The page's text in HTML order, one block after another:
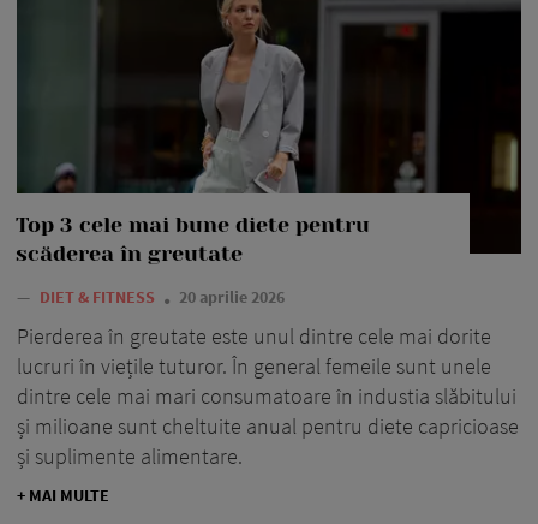
Top 3 cele mai bune diete pentru
scăderea în greutate
— DIET & FITNESS 20 aprilie 2026
Pierderea în greutate este unul dintre cele mai dorite
lucruri în viețile tuturor. În general femeile sunt unele
dintre cele mai mari consumatoare în industia slăbitului
și milioane sunt cheltuite anual pentru diete capricioase
și suplimente alimentare.
+ MAI MULTE